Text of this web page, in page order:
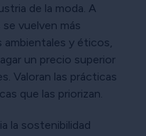
de la moda. A
vuelven más
ambientales y éticos,
un precio superior
Valoran las prácticas
que las priorizan.
la sostenibilidad